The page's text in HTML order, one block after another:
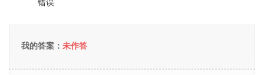
错误
我的答案： 未作答